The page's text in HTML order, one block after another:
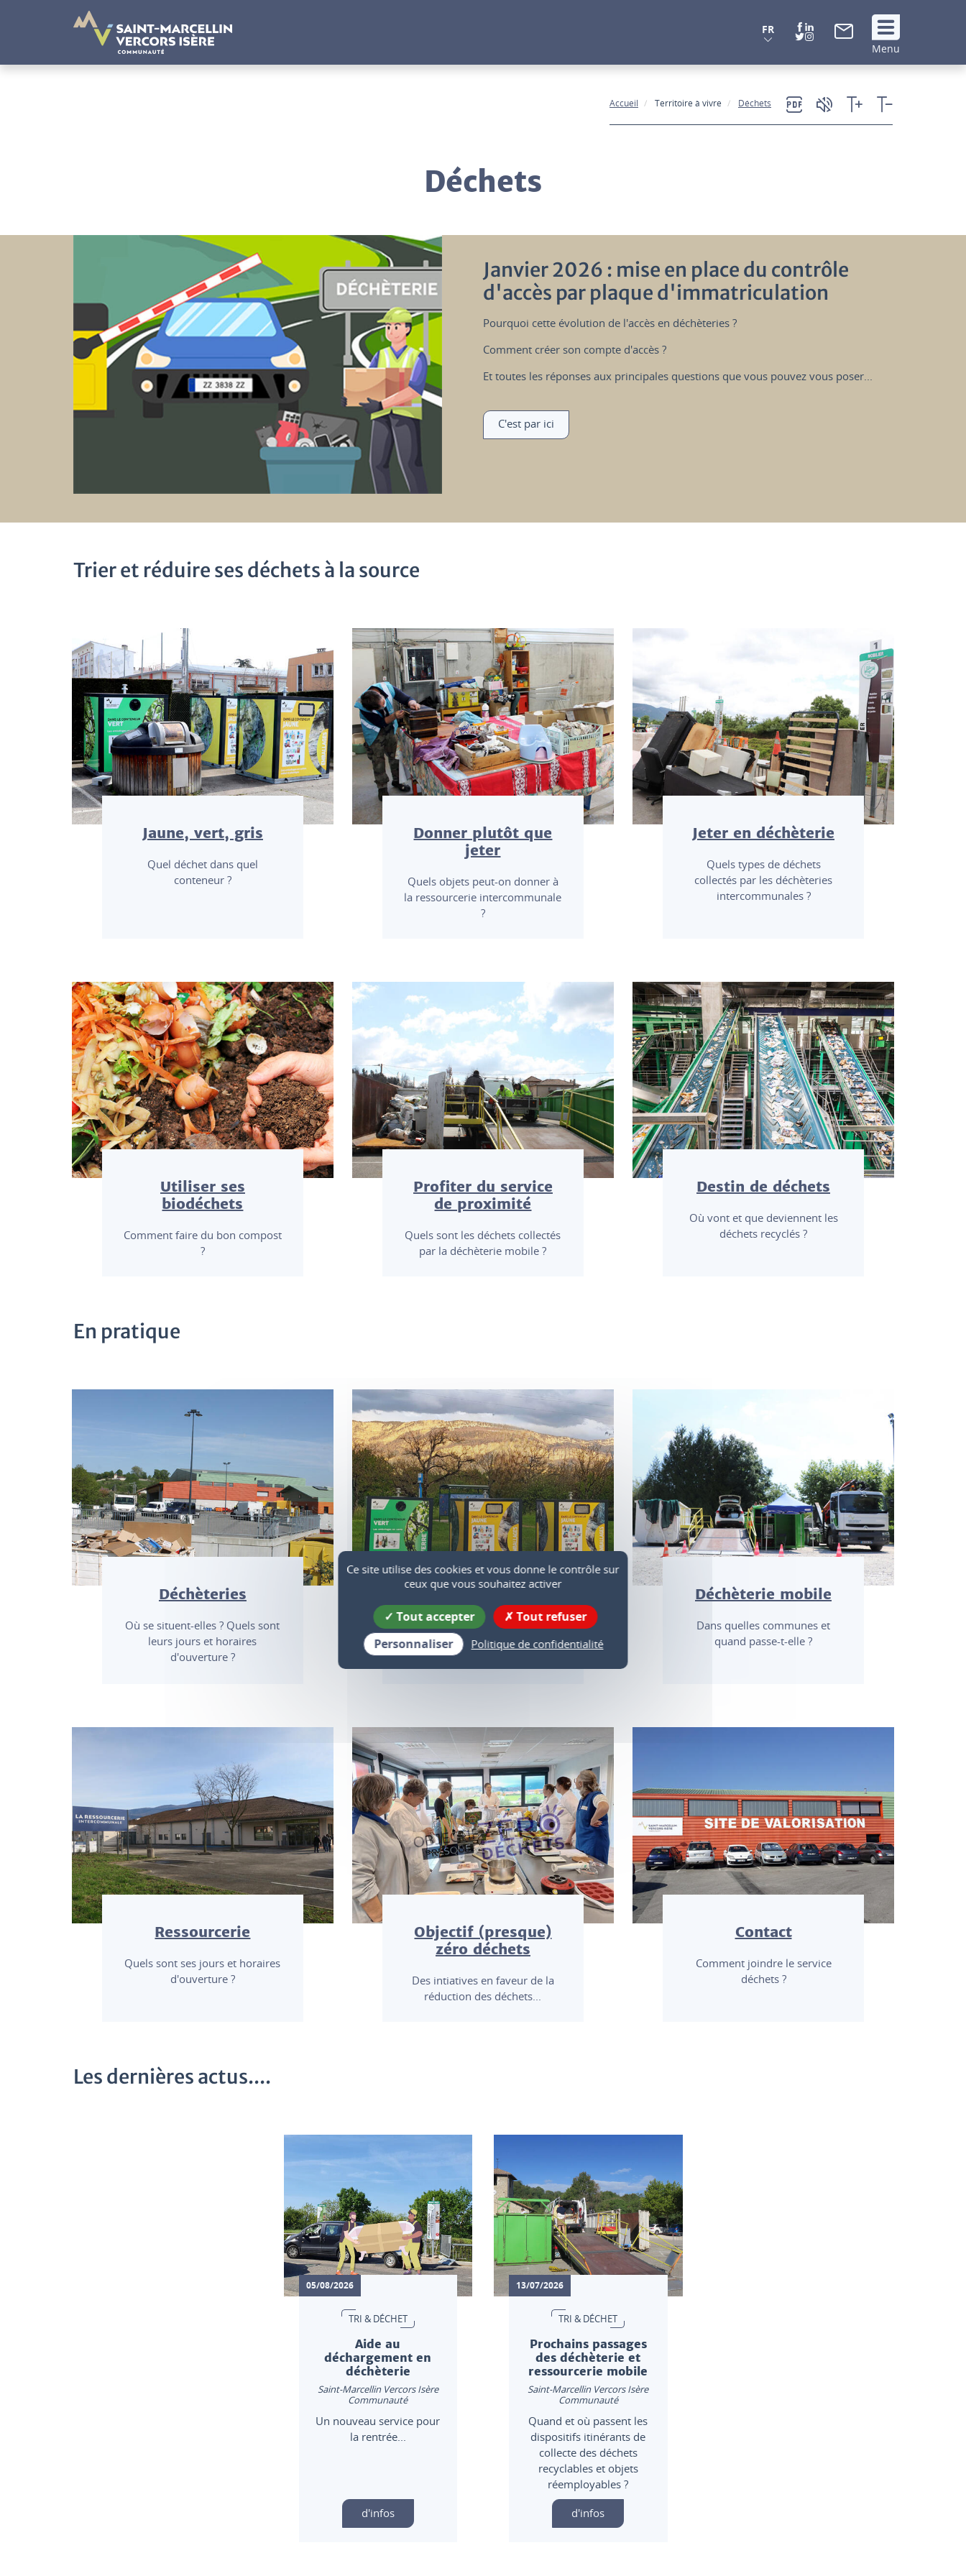
FR
Suivez
!
Menu
Accueil Territoire à vivre Déchets
Déchets
Janvier 2026 : mise en place du contrôle
d'accès par plaque d'immatriculation
Pourquoi cette évolution de l'accès en déchèteries ?
Comment créer son compte d'accès ?
Et toutes les réponses aux principales questions que vous pouvez vous poser...
C'est par ici
Trier et réduire ses déchets à la source
Jaune, vert, gris
Quel déchet dans quel
conteneur ?
Donner plutôt que
jeter
Quels objets peut-on donner à
la ressourcerie intercommunale
?
Jeter en déchèterie
Quels types de déchets
collectés par les déchèteries
intercommunales ?
Utiliser ses
biodéchets
Comment faire du bon compost
?
Profiter du service
de proximité
Quels sont les déchets collectés
par la déchèterie mobile ?
Destin de déchets
Où vont et que deviennent les
déchets recyclés ?
En pratique
Déchèteries
Où se situent-elles ? Quels sont
leurs jours et horaires
d'ouverture ?
Points d'apport
volontaire
Où sontèils situés ? Quels sont
les conteneurs présents ?
Déchèterie mobile
Dans quelles communes et
quand passe-t-elle ?
Ressourcerie
Quels sont ses jours et horaires
d'ouverture ?
Objectif (presque)
zéro déchets
Des intiatives en faveur de la
réduction des déchets...
Contact
Comment joindre le service
déchets ?
Les dernières actus....
05/08/2026
TRI & DÉCHET
Aide au
déchargement en
déchèterie
Saint-Marcellin Vercors Isère
Communauté
Un nouveau service pour
la rentrée...
d'infos
13/07/2026
TRI & DÉCHET
Prochains passages
des déchèterie et
ressourcerie mobile
Saint-Marcellin Vercors Isère
Communauté
Quand et où passent les
dispositifs itinérants de
collecte des déchets
recyclables et objets
réemployables ?
d'infos
Panneau de gestion des cookies
Ce site utilise des cookies et vous donne le contrôle sur
ceux que vous souhaitez activer
Tout accepter
Tout refuser
Personnaliser
Politique de confidentialité